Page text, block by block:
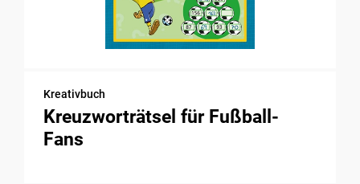
Kreativbuch
Kreuzworträtsel für Fußball-
Fans